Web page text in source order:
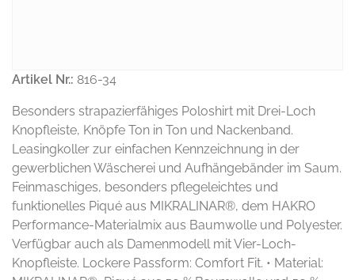
Artikel Nr.: 816-34
Besonders strapazierfähiges Poloshirt mit Drei-Loch
Knopfleiste, Knöpfe Ton in Ton und Nackenband.
Leasingkoller zur einfachen Kennzeichnung in der
gewerblichen Wäscherei und Aufhängebänder im Saum.
Feinmaschiges, besonders pflegeleichtes und
funktionelles Piqué aus MIKRALINAR®, dem HAKRO
Performance-Materialmix aus Baumwolle und Polyester.
Verfügbar auch als Damenmodell mit Vier-Loch-
Knopfleiste. Lockere Passform: Comfort Fit. • Material: